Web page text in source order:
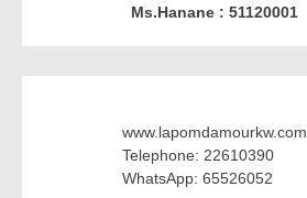
Ms.Hanane : 51120001
www.lapomdamourkw.com
Telephone: 22610390
WhatsApp: 65526052